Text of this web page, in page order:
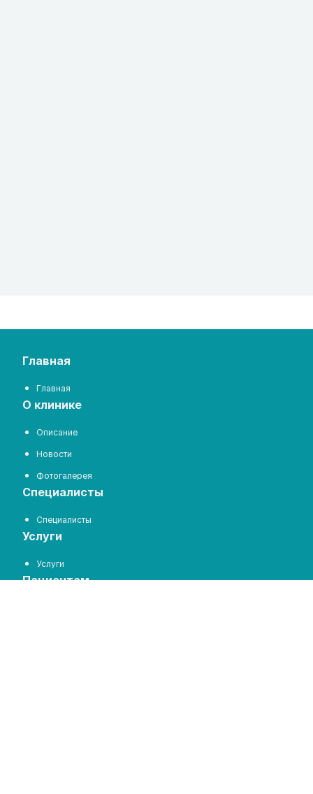
главная
Главная
о клинике
Описание
Новости
Фотогалерея
специалисты
Специалисты
услуги
Услуги
пациентам